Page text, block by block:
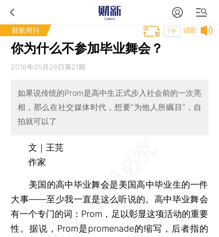
财新周刊 试听
T中
你为什么不参加毕业舞会？
2018年05月28日第21期
如果说传统的Prom是高中生正式步入社会前的一次亮
相，那么在社交媒体时代，想要“为他人所瞩目”，自
拍就可以了
文｜王芫
作家
美国的高中毕业舞会是美国高中毕业生的一件
大事——至少我一直是这么听说的。高中毕业舞会
有一个专门的词：Prom，足以彰显这项活动的重要
性。据说，Prom是promenade的缩写，后者指的